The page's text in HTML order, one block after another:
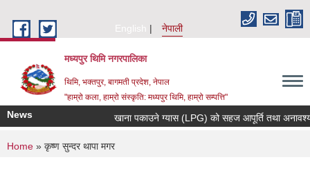
English
नेपाली
मध्यपुर थिमि नगरपालिका
थिमि, भक्तपुर, बागमती प्रदेश, नेपाल
"हाम्रो कला, हाम्रो संस्कृति: मध्यपुर थिमि, हाम्रो सम्पत्ति"
News खाना पकाउने ग्यास (LPG) को सहज आपूर्ति तथा
You are here
Home » कृष्ण सुन्दर थापा मगर